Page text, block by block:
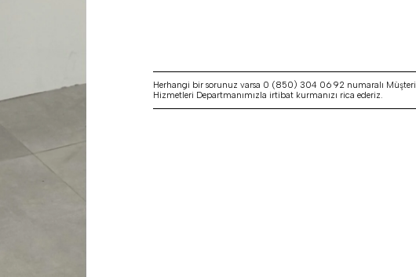
Herhangi bir sorunuz varsa 0 (850) 304 06 92 numaralı Müşteri
Hizmetleri Departmanımızla irtibat kurmanızı rica ederiz.